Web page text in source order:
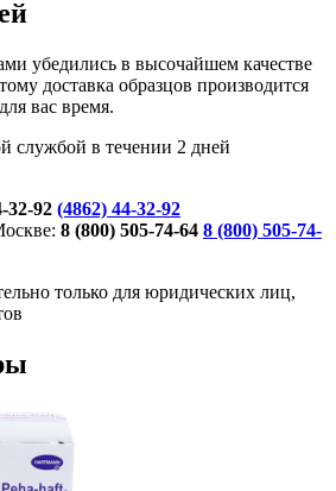
убедились в высочайшем качестве
доставка образцов производится
вас время.
32-92 (4862) 44-32-92
8 (800) 505-74-64 8 (800) 505-74-
только для юридических лиц,